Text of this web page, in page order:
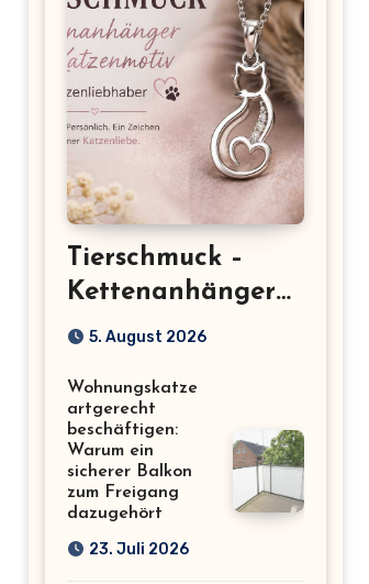
Tierschmuck –
Kettenanhänger
mit Katzenmotiv
Katzenliebhaber
5. August 2026
Wohnungskatze
artgerecht
beschäftigen:
Warum ein
sicherer Balkon
zum Freigang
dazugehört
23. Juli 2026